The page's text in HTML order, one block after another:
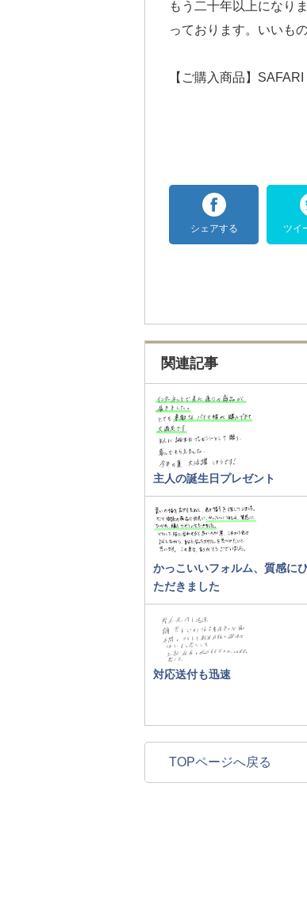
もう二十年以上になり
っております。いいも
【ご購入商品】
シェアする ツイ
関連記事
主人の誕生日プレゼント
かっこいいフォルム、質感に
ただきました
対応送付も迅速
TOPページへ戻る